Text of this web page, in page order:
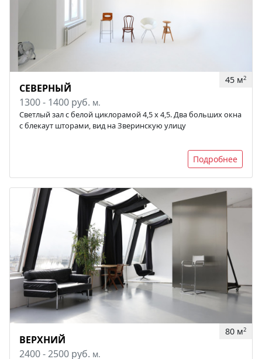
45 м2
СЕВЕРНЫЙ
1300 - 1400 руб. м.
Светлый зал с белой циклорамой 4,5 x 4,5. Два больших окна
с блекаут шторами, вид на Зверинскую улицу
Подробнее
80 м2
ВЕРХНИЙ
2400 - 2500 руб. м.